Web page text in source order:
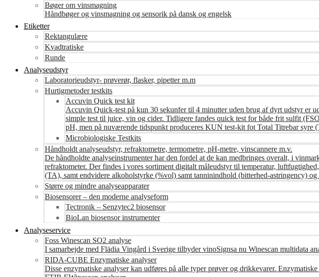
Bøger om vinsmagning
Håndbøger og vinsmagning og sensorik på dansk og engelsk
Etiketter
Rektangulære
Kvadtratiske
Runde
Analyseudstyr
Laboratorieudstyr- prøverør, flasker, pipetter m.m
Hurtigmetoder testkits
Accuvin Quick test kit
Accuvin Quick-test på kun 30 sekunfer til 4 minutter uden brug af dyrt udstyr
simple test til juice, vin og cider. Tidligere fandes quick test for både frit sulfit
pH, men på nuværende tidspunkt produceres KUN test-kit fot Total Titrebar
Microbiologiske Testkits
Håndholdt analyseudstyr, refraktometre, termometre, pH-metre, vinscannere m.v.
De håndholdte analyseinstrumenter har den fordel at de kan medbringes overalt, i
refraktometer. Der findes i vores sortiment digitalt måleudstyr til temperatur,
(TA), samt endvidere alkoholstyrke (%vol) samt tanninindhold (bitterhed-astringency) og
Større og mindre analyseapparater
Biosensorer – den moderne analyseform
Tectronik – Senzytec2 biosensor
BioLan biosensor instrumenter
Analyseservice
Foss Winescan SO2 analyse
I samarbejde med Flädia Vingård i Sverige tilbyder vinoSignsa nu Winescan multidata
RIDA-CUBE Enzymatiske analyser
Disse enzymatiske analyser kan udføres på alle typer prøver og drikkevarer.